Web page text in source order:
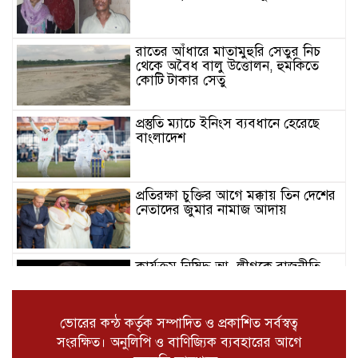
রাতের আঁধারে মাতামুহুরি সেতুর নিচ
থেকে অবৈধ বালু উত্তোলন, হুমকিতে
কোটি টাকার সেতু
প্রস্তুতি ম্যাচে ইনিংস ব্যবধানে হেরেছে
বাংলাদেশ
প্রতিরক্ষা চুক্তির আগে মক্কায় তিন দেশের
নেতাদের জুমার নামাজ আদায়
কার্যক্রম নিষিদ্ধ আ. লীগকে রাজনীতি
খাঁন
রাষ্ট্রপতি নির্বাচনে ভোটগ্রহণের তারিখ
ঘোষণা
ভোরের কন্ঠ কর্তৃক সম্পাদিত ও প্রকাশিত সর্বস্বত্ব
সংরক্ষিত। অনুলিপি ও বাণিজ্যিক ব্যবহারের আগে